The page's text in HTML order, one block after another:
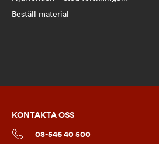
Beställ material
KONTAKTA OSS
08-546 40 500